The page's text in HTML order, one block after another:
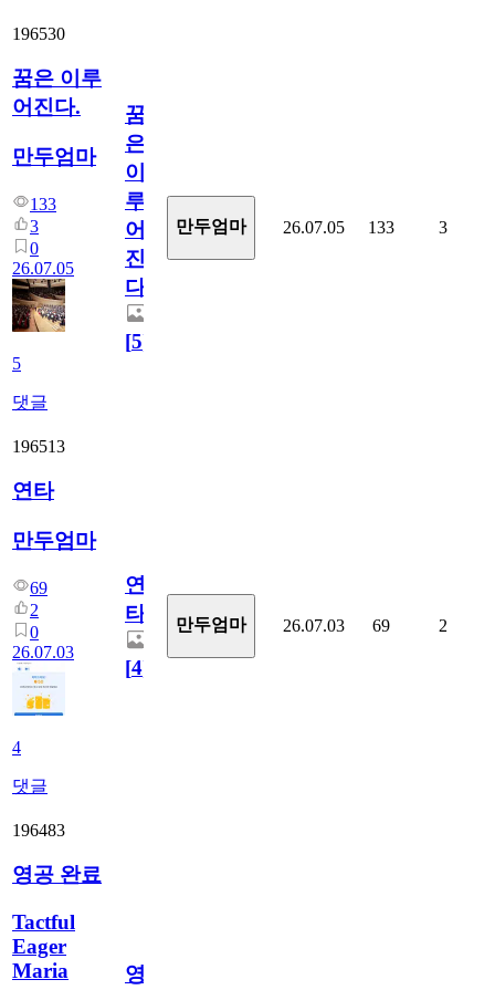
196530
꿈은 이루
어진다.
만두엄마
133
3
0
26.07.05
5
댓글
꿈
은
이
루
어
진
다.
[5]
만두엄마 26.07.05 133 3
196513
연타
만두엄마
69
2
0
26.07.03
4
댓글
연
타
[4]
만두엄마 26.07.03 69 2
196483
영공 완료
Tactful
Eager
Maria
영